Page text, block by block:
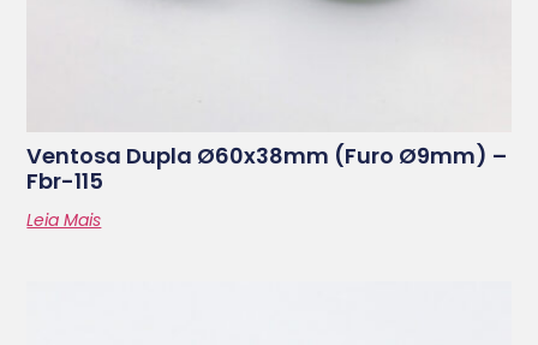
Ventosa Dupla Ø60x38mm (furo Ø9mm) –
Fbr-115
Leia Mais